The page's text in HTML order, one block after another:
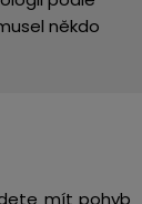
někdo
mít pohyb